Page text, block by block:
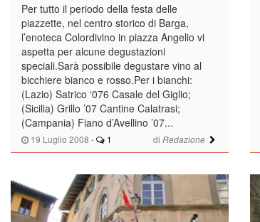
19 Luglio 2008 - 1 di Redazione
Per tutto il periodo della festa delle
piazzette, nel centro storico di Barga,
l’enoteca Colordivino in piazza Angelio vi
aspetta per alcune degustazioni
speciali.Sarà possibile degustare vino al
bicchiere bianco e rosso.Per i bianchi:
(Lazio) Satrico ‘076 Casale del Giglio;
(Sicilia) Grillo ’07 Cantine Calatrasi;
(Campania) Fiano d’Avellino ’07...